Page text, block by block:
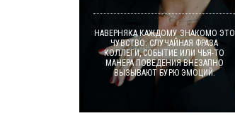
НАВЕРНЯКА КАЖДОМУ ЗНАКОМО ЭТО
ЧУВСТВО: СЛУЧАЙНАЯ ФРАЗА
КОЛЛЕГИ, СОБЫТИЕ ИЛИ ЧЬЯ-ТО
МАНЕРА ПОВЕДЕНИЯ ВНЕЗАПНО
ВЫЗЫВАЮТ БУРЮ ЭМОЦИЙ.